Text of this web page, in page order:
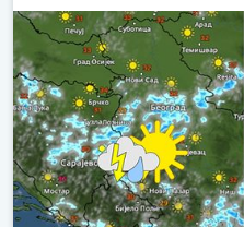
Tek za koji stepen niža